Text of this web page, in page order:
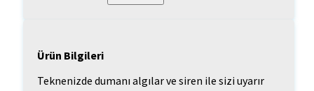
Ürün Bilgileri
Teknenizde dumanı algılar ve siren ile sizi uyarır